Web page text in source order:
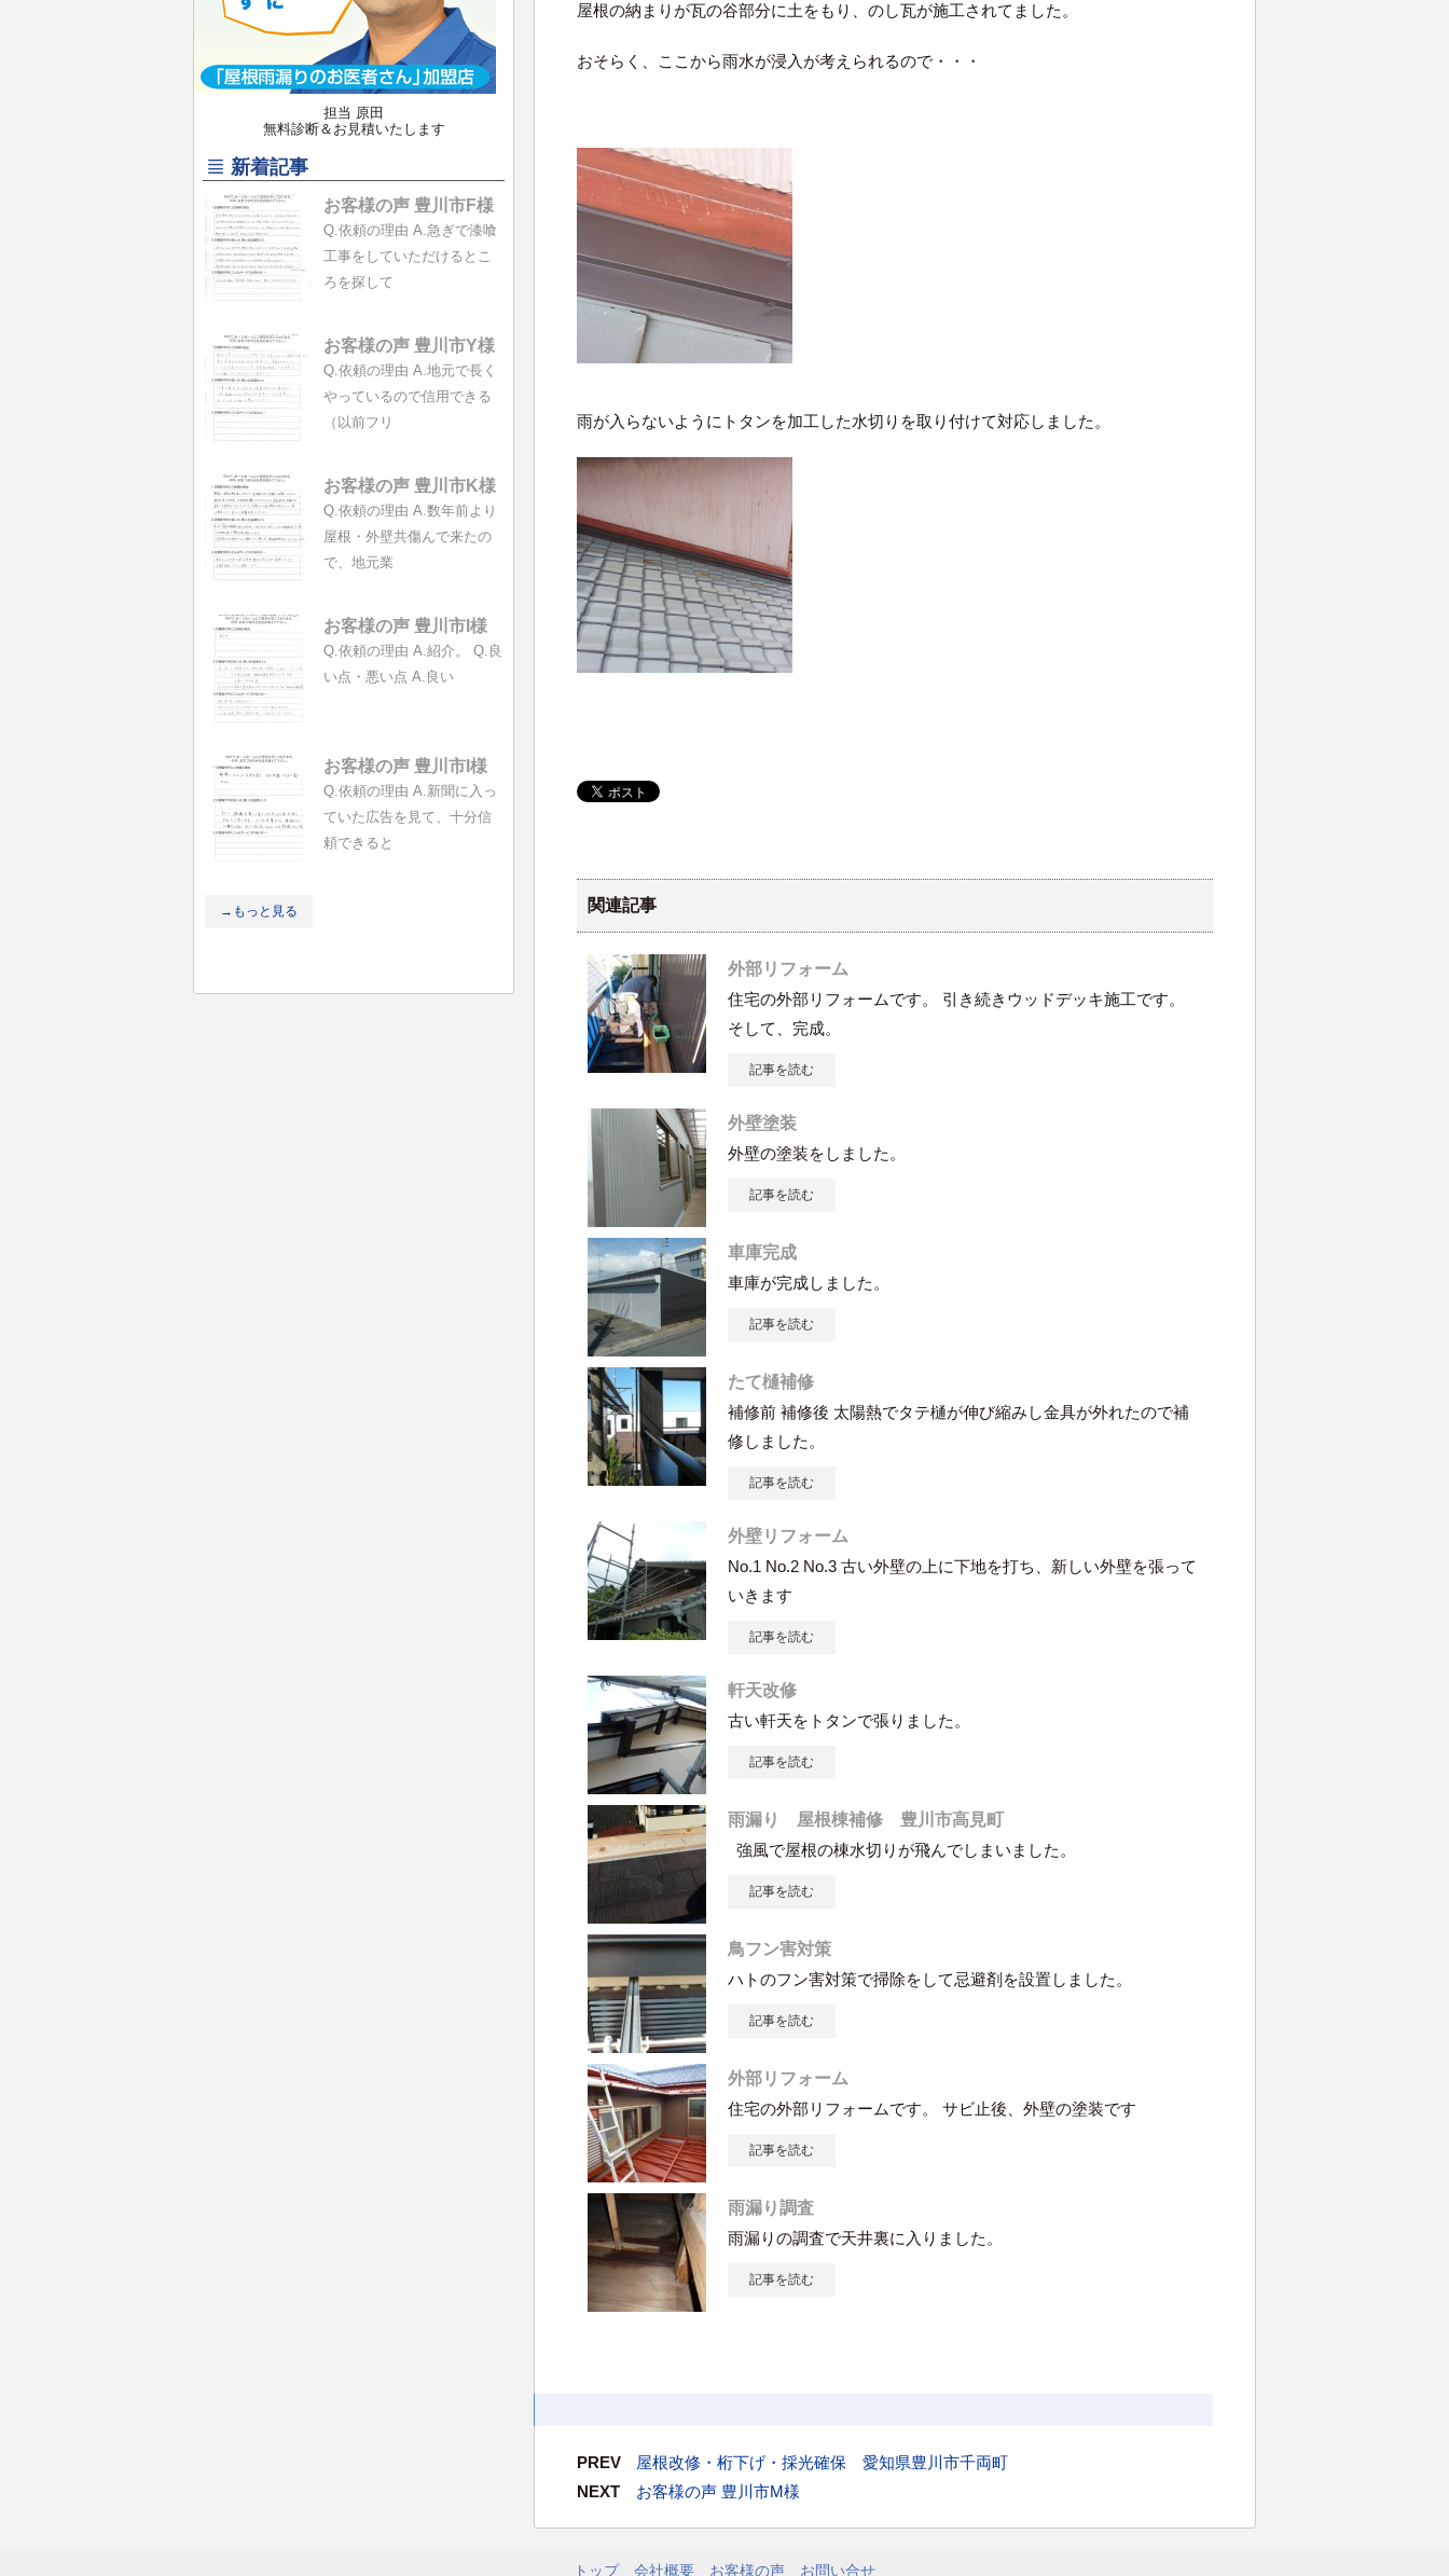
屋根の納まりが瓦の谷部分に土をもり、のし瓦が施工されてました。
おそらく、ここから雨水が浸入が考えられるので・・・
雨が入らないようにトタンを加工した水切りを取り付けて対応しました。
関連記事
外部リフォーム
住宅の外部リフォームです。 引き続きウッドデッキ施工です。
そして、完成。
記事を読む
外壁塗装
外壁の塗装をしました。
記事を読む
車庫完成
車庫が完成しました。
記事を読む
たて樋補修
補修前 補修後 太陽熱でタテ樋が伸び縮みし金具が外れたので補
修しました。
記事を読む
外壁リフォーム
No.1 No.2 No.3 古い外壁の上に下地を打ち、新しい外壁を張って
いきます
記事を読む
軒天改修
古い軒天をトタンで張りました。
記事を読む
雨漏り 屋根棟補修 豊川市高見町
強風で屋根の棟水切りが飛んでしまいました。
記事を読む
鳥フン害対策
ハトのフン害対策で掃除をして忌避剤を設置しました。
記事を読む
外部リフォーム
住宅の外部リフォームです。 サビ止後、外壁の塗装です
記事を読む
雨漏り調査
雨漏りの調査で天井裏に入りました。
記事を読む
PREV
屋根改修・桁下げ・採光確保 愛知県豊川市千両町
NEXT
お客様の声 豊川市M様
担当 原田
無料診断＆お見積いたします
新着記事
お客様の声 豊川市F様
Q.依頼の理由 A.急ぎで漆喰
工事をしていただけるとこ
ろを探して
お客様の声 豊川市Y様
Q.依頼の理由 A.地元で長く
やっているので信用できる
（以前フリ
お客様の声 豊川市K様
Q.依頼の理由 A.数年前より
屋根・外壁共傷んで来たの
で、地元業
お客様の声 豊川市I様
Q.依頼の理由 A.紹介。 Q.良
い点・悪い点 A.良い
お客様の声 豊川市I様
Q.依頼の理由 A.新聞に入っ
ていた広告を見て、十分信
頼できると
→もっと見る
トップ 会社概要 お客様の声 お問い合せ